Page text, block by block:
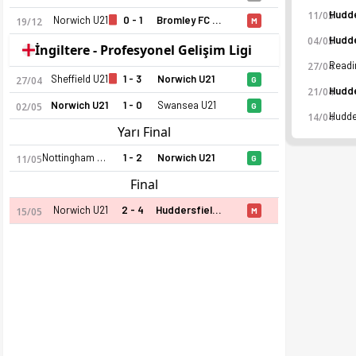
Norwich U21 25-26 sezonu | Premier Lig 2'de 23. sırada,
19/12
Norwich U21 0 - 1 Bromley FC U21 M
İngiltere - Profesyonel Gelişim Ligi
27/04 Sheffield U21 1 - 3 Norwich U21 G
02/05 Norwich U21 1 - 0 Swansea U21 G
Yarı Final
11/05 Nottingham U21 1 - 2 Norwich U21 G
Final
15/05 Norwich U21 2 - 4 Huddersfield U21 M
11/05
04/05
27/04
21/04
14/04